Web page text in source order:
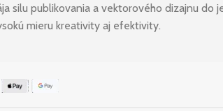
silu publikovania a vektorového dizajnu
mieru kreativity aj efektivity.